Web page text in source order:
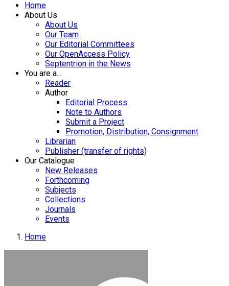
Home
About Us
About Us
Our Team
Our Editorial Committees
Our OpenAccess Policy
Septentrion in the News
You are a...
Reader
Author
Editorial Process
Note to Authors
Submit a Project
Promotion, Distribution, Consignment
Librarian
Publisher (transfer of rights)
Our Catalogue
New Releases
Forthcoming
Subjects
Collections
Journals
Events
Home